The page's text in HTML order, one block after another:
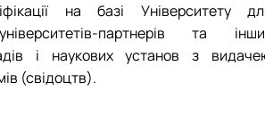
на базі Університету
партнерів та
і наукових установ з
(свідоцтв).